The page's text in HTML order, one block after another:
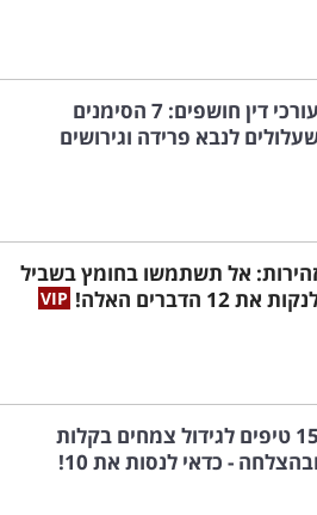
עורכי דין חושפים: 7 הסימנים
לנבא פרידה וגירושים
אל תשתמשו בחומץ בשביל
את 12 הדברים האלה!
15 טיפים לגידול צמחים בקלות
ובהצלחה - כדאי לנסות את 10!